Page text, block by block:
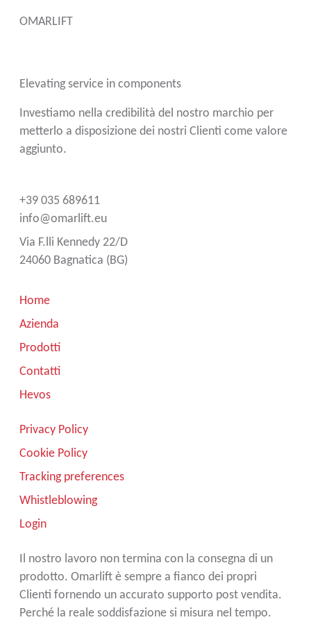
OMARLIFT
Elevating service in components
Investiamo nella credibilità del nostro marchio per
metterlo a disposizione dei nostri Clienti come valore
aggiunto.
+39 035 689611
info@omarlift.eu
Via F.lli Kennedy 22/D
24060 Bagnatica (BG)
Home
Azienda
Prodotti
Contatti
Hevos
Privacy Policy
Cookie Policy
Tracking preferences
Whistleblowing
Login
Il nostro lavoro non termina con la consegna di un
prodotto. Omarlift è sempre a fianco dei propri
Clienti fornendo un accurato supporto post vendita.
Perché la reale soddisfazione si misura nel tempo.